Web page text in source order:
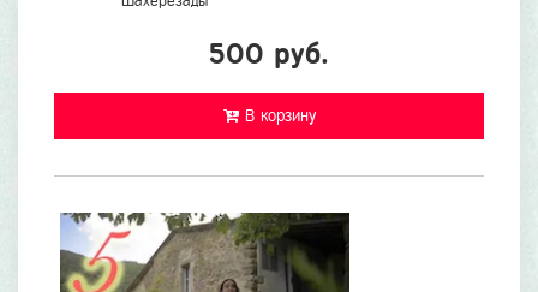
500 руб.
В корзину